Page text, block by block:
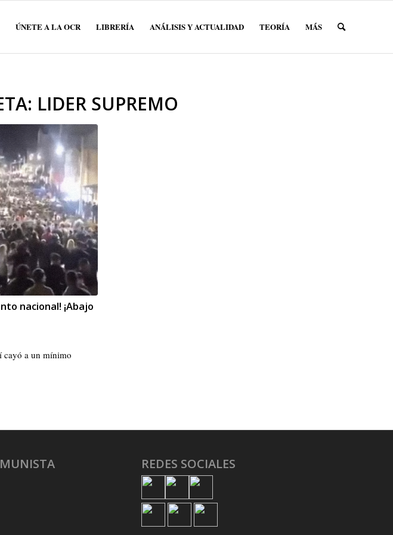
ÚNETE A LA OCR LIBRERÍA ANÁLISIS Y ACTUALIDAD TEORÍA MÁS
LIDER SUPREMO
nacional! ¡Abajo
cayó a un mínimo
REDES SOCIALES